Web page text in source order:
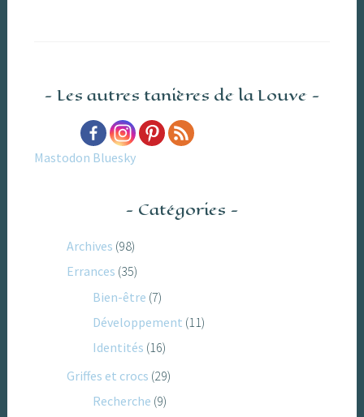
Les autres tanières de la Louve
Mastodon Bluesky
Catégories
Archives (98)
Errances (35)
Bien-être (7)
Développement (11)
Identités (16)
Griffes et crocs (29)
Recherche (9)